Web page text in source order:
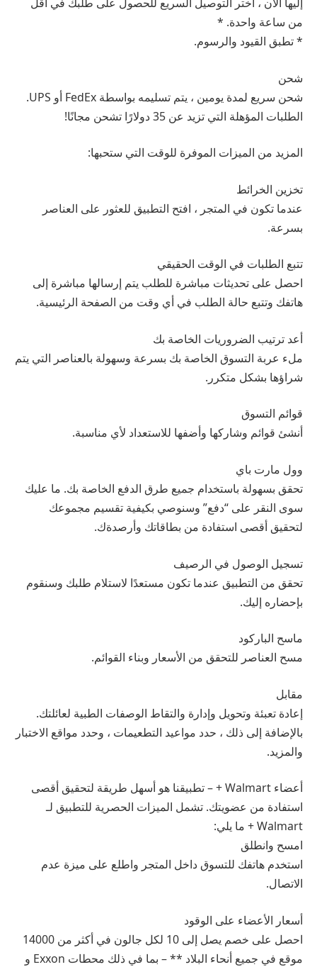
من ساعة واحدة. *
* تطبق القيود والرسوم.
شحن
شحن سريع لمدة يومين ، يتم تسليمه بواسطة FedEx أو UPS.
الطلبات المؤهلة التي تزيد عن 35 دولارًا تشحن مجانًا!
المزيد من الميزات الموفرة للوقت التي ستحبها:
تخزين الخرائط
عندما تكون في المتجر ، افتح التطبيق للعثور على العناصر
بسرعة.
تتبع الطلبات في الوقت الحقيقي
احصل على تحديثات مباشرة للطلب يتم إرسالها مباشرة إلى
هاتفك وتتبع حالة الطلب في أي وقت من الصفحة الرئيسية.
أعد ترتيب الضروريات الخاصة بك
ملء عربة التسوق الخاصة بك بسرعة وسهولة بالعناصر التي يتم
شراؤها بشكل متكرر.
قوائم التسوق
أنشئ قوائم وشاركها وأضفها للاستعداد لأي مناسبة.
وول مارت باي
تحقق بسهولة باستخدام جميع طرق الدفع الخاصة بك. ما عليك
سوى النقر على “دفع” وسنوصي بكيفية تقسيم مجموعك
لتحقيق أقصى استفادة من بطاقاتك وأرصدةك.
تسجيل الوصول في الرصيف
تحقق من التطبيق عندما تكون مستعدًا لاستلام طلبك وسنقوم
بإحضاره إليك.
ماسح الباركود
مسح العناصر للتحقق من الأسعار وبناء القوائم.
مقابل
إعادة تعبئة وتحويل وإدارة والتقاط الوصفات الطبية لعائلتك.
بالإضافة إلى ذلك ، حدد مواعيد التطعيمات ، وحدد مواقع الاختبار
والمزيد.
أعضاء Walmart + – تطبيقنا هو أسهل طريقة لتحقيق أقصى
استفادة من عضويتك. تشمل الميزات الحصرية للتطبيق لـ
Walmart + ما يلي:
امسح وانطلق
استخدم هاتفك للتسوق داخل المتجر واطلع على ميزة عدم
الاتصال.
أسعار الأعضاء على الوقود
احصل على خصم يصل إلى 10 لكل جالون في أكثر من 14000
موقع في جميع أنحاء البلاد ** – بما في ذلك محطات Exxon و